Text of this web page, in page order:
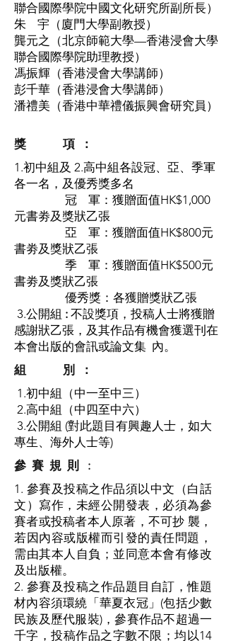
聯合國際學院中國文化研究所副所長）
朱 宇（廈門大學副教授）
龔元之（北京師範大學—香港浸會大學
聯合國際學院助理教授）
馮振輝（香港浸會大學講師）
彭千華（香港浸會大學講師）
潘禮美（香港中華禮儀振興會研究員）
獎 項 ：
1.初中組及 2.高中組各設冠、亞、季軍
各一名，及優秀獎多名
冠 軍：獲贈面值HK$1,000
元書劵及獎狀乙張
亞 軍：獲贈面值HK$800元
書劵及獎狀乙張
季 軍：獲贈面值HK$500元
書劵及獎狀乙張
優秀獎：各獲贈獎狀乙張
3.公開組 : 不設獎項，投稿人士將獲贈
感謝狀乙張，及其作品有機會獲選刊在
本會出版的會訊或論文集 內。
組 別 ：
1.初中組（中一至中三）
2.高中組（中四至中六）
3.公開組 (對此題目有興趣人士，如大
專生、海外人士等)
參 賽 規 則 :
1. 參賽及投稿之作品須以中文（白話
文）寫作，未經公開發表，必須為參
賽者或投稿者本人原著，不可抄 襲，
若因內容或版權而引發的責任問題，
需由其本人自負；並同意本會有修改
及出版權。
2. 參賽及投稿之作品題目自訂，惟題
材內容須環繞「華夏衣冠」(包括少數
民族及歷代服裝)，參賽作品不超過一
千字，投稿作品之字數不限；均以14